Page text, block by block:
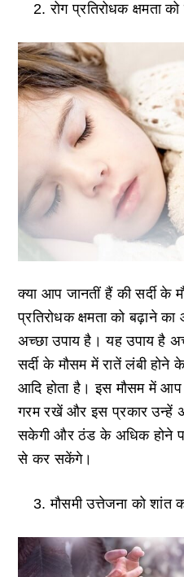
रोग प्रतिरोधक क्षमता
क्या आप जानतीं हैं की सर्दी
प्रतिरोधक क्षमता को बढ़ाने
अच्छा उपाय है। यह उपाय है
सर्दी के मौसम में रातें लंबी
आदि होता है। इस मौसम में
गरम रखें और इस प्रकार उन्हें
सकेगी और ठंड के अधिक होने
से कर सकेंगे।
मौसमी उत्तेजना को